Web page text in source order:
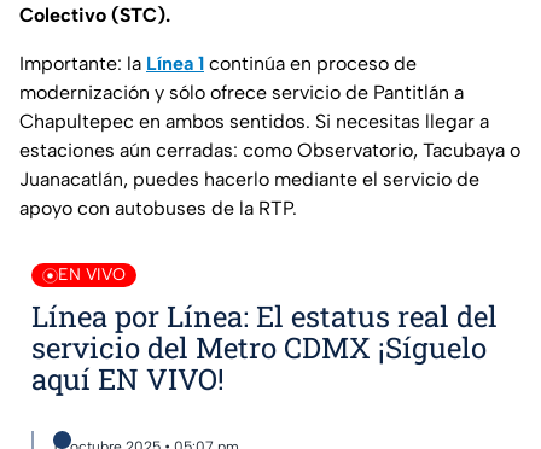
Colectivo (STC).
Importante: la Línea 1 continúa en proceso de
modernización y sólo ofrece servicio de Pantitlán a
Chapultepec en ambos sentidos. Si necesitas llegar a
estaciones aún cerradas: como Observatorio, Tacubaya o
Juanacatlán, puedes hacerlo mediante el servicio de
apoyo con autobuses de la RTP.
EN VIVO
Línea por Línea: El estatus real del
servicio del Metro CDMX ¡Síguelo
aquí EN VIVO!